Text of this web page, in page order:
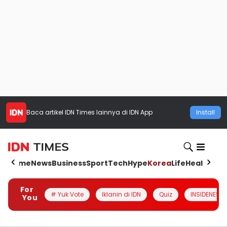
Baca artikel IDN Times lainnya di IDN App Install
HomeNewsBusinessSportTechHypeKoreaLifeHealth
For
You
# Yuk Vote Iklanin di IDN Quiz INSIDENESIA